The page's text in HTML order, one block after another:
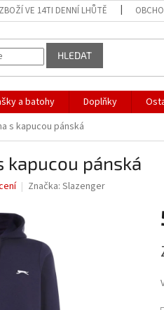
VE 14TI DENNÍ LHŮTĚ
HLEDAT
a batohy Doplňky
s kapucou pánská
kapucou pánská
Značka: Slazenger